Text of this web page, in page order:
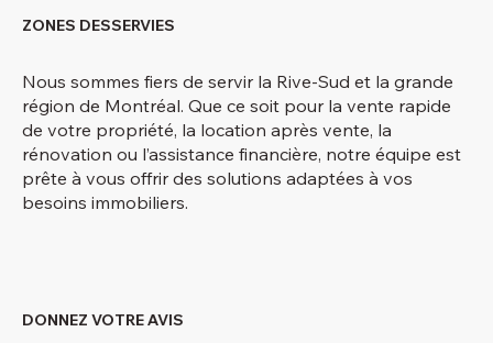
ZONES DESSERVIES
Nous sommes fiers de servir la Rive-Sud et la grande
région de Montréal. Que ce soit pour la vente rapide
de votre propriété, la location après vente, la
rénovation ou l’assistance financière, notre équipe est
prête à vous offrir des solutions adaptées à vos
besoins immobiliers.
DONNEZ VOTRE AVIS